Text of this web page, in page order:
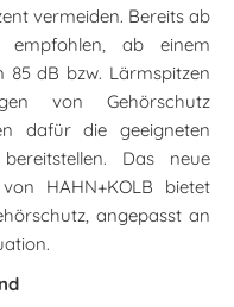
vermeiden. Bereits ab
ab einem
85 dB bzw. Lärmspitzen
von Gehörschutz
dafür die geeigneten
Das neue
HAHN+KOLB bietet
angepasst an